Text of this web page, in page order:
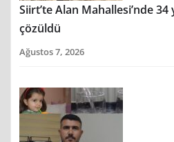
Siirt’te Alan Mahallesi’nde 34
çözüldü
Ağustos 7, 2026